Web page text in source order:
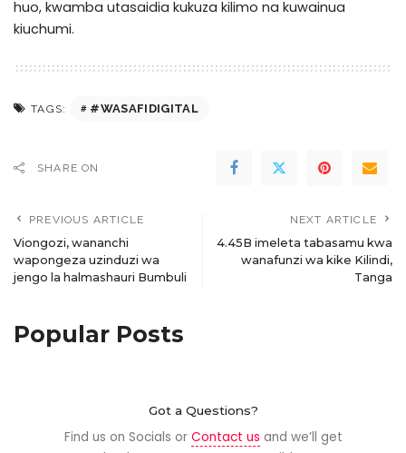
huo, kwamba utasaidia kukuza kilimo na kuwainua
kiuchumi.
TAGS: #WASAFIDIGITAL
SHARE ON
PREVIOUS ARTICLE
Viongozi, wananchi
wapongeza uzinduzi wa
jengo la halmashauri Bumbuli
NEXT ARTICLE
4.45B imeleta tabasamu kwa
wanafunzi wa kike Kilindi,
Tanga
Popular Posts
Got a Questions?
Find us on Socials or Contact us and we’ll get